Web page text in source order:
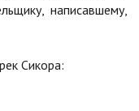
написавшему,
Сикора: